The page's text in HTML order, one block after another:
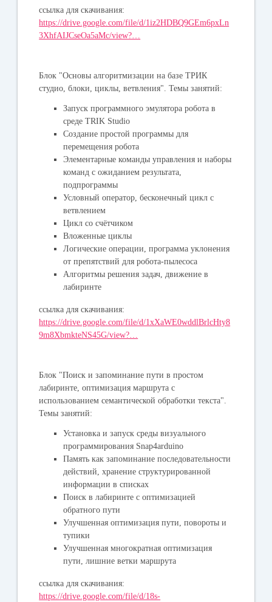
ссылка для скачивания:
https://drive.google.com/file/d/1iz2HDBQ9GEm6pxLn
3XhfAIJCseOa5aMc/view?…
Блок "Основы алгоритмизации на базе ТРИК
студио, блоки, циклы, ветвления". Темы занятий:
Запуск программного эмулятора робота в
среде TRIK Studio
Создание простой программы для
перемещения робота
Элементарные команды управления и наборы
команд с ожиданием результата,
подпрограммы
Условный оператор, бесконечный цикл с
ветвлением
Цикл со счётчиком
Вложенные циклы
Логические операции, программа уклонения
от препятствий для робота-пылесоса
Алгоритмы решения задач, движение в
лабиринте
ссылка для скачивания:
https://drive.google.com/file/d/1xXaWE0wddlBrlcHty8
9m8XbmkteNS45G/view?…
Блок "Поиск и запоминание пути в простом
лабиринте, оптимизация маршрута с
использованием семантической обработки текста".
Темы занятий:
Установка и запуск среды визуального
программирования Snap4arduino
Память как запоминание последовательности
действий, хранение структурированной
информации в списках
Поиск в лабиринте с оптимизацией
обратного пути
Улучшенная оптимизация пути, повороты и
тупики
Улучшенная многократная оптимизация
пути, лишние ветки маршрута
ссылка для скачивания:
https://drive.google.com/file/d/18s-